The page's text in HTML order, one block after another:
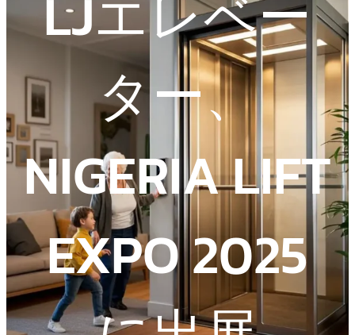
LJエレベー
ター、
NIGERIA LIFT
EXPO 2025